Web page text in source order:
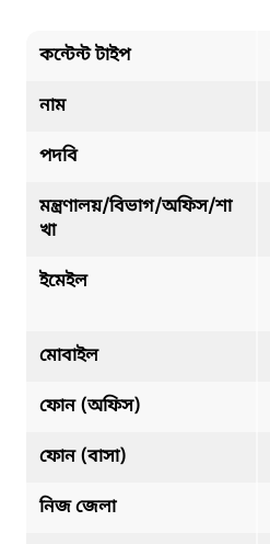
কন্টেন্ট টাইপ
নাম
পদবি
মন্ত্রণালয়/বিভাগ/অফিস/শা
খা
ইমেইল
মোবাইল
ফোন (অফিস)
ফোন (বাসা)
নিজ জেলা